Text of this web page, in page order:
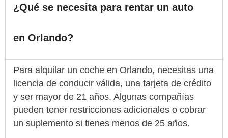
¿Qué se necesita para rentar un auto
en Orlando?
Para alquilar un coche en Orlando, necesitas una
licencia de conducir válida, una tarjeta de crédito
y ser mayor de 21 años. Algunas compañías
pueden tener restricciones adicionales o cobrar
un suplemento si tienes menos de 25 años.